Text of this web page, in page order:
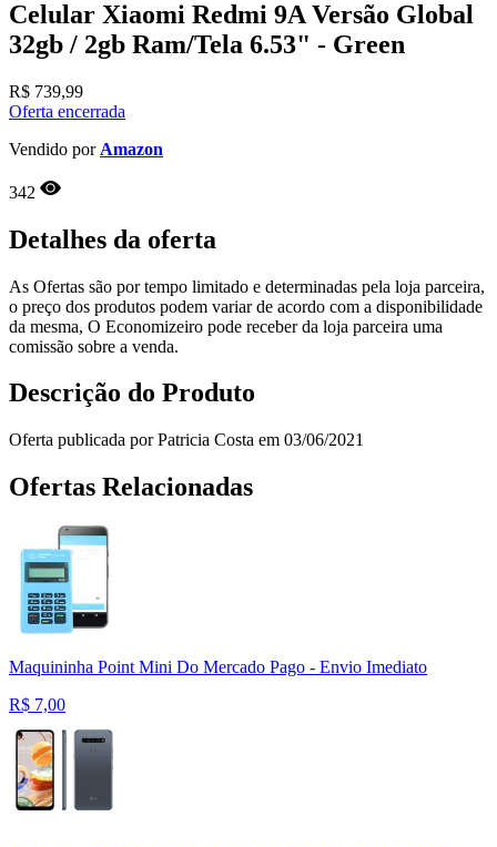
Celular Xiaomi Redmi 9A Versão Global
32gb / 2gb Ram/Tela 6.53" - Green
R$ 739,99
Oferta encerrada
Vendido por Amazon
342
Detalhes da oferta
As Ofertas são por tempo limitado e determinadas pela loja parceira,
o preço dos produtos podem variar de acordo com a disponibilidade
da mesma, O Economizeiro pode receber da loja parceira uma
comissão sobre a venda.
Descrição do Produto
Oferta publicada por Patricia Costa em 03/06/2021
Ofertas Relacionadas
Maquininha Point Mini Do Mercado Pago - Envio Imediato
R$ 7,00